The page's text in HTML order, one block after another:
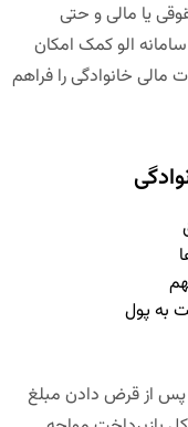
یا مالی و حتی
الو کمک امکان
خانوادگی را فراهم
به پول
پس از قرض دادن مبلغ